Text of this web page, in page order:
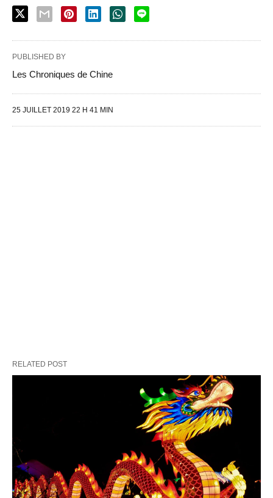
PUBLISHED BY
Les Chroniques de Chine
25 JUILLET 2019 22 H 41 MIN
RELATED POST